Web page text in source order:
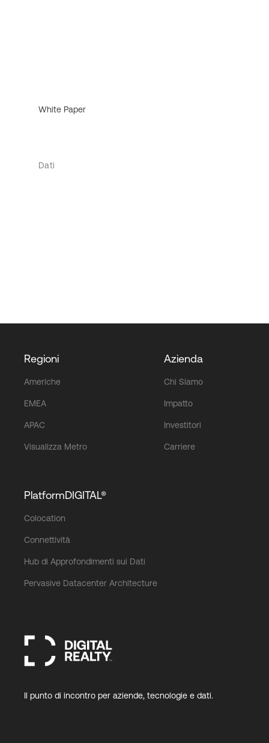
White Paper
Dati
Regioni
Americhe
EMEA
APAC
Visualizza Metro
Azienda
Chi Siamo
Impatto
Investitori
Carriere
PlatformDIGITAL®
Colocation
Connettività
Hub di Approfondimenti sui Dati
Pervasive Datacenter Architecture
Il punto di incontro per aziende, tecnologie e dati.